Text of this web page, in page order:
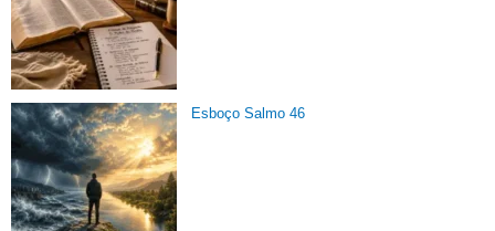
Esboço Salmo 46